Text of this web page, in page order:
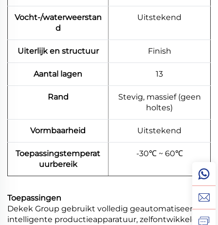
Vocht-/waterweerstan
d
Uitstekend
Uiterlijk en structuur Finish
Aantal lagen 13
Rand
Stevig, massief (geen
holtes)
Vormbaarheid Uitstekend
Toepassingstemperat
uurbereik
-30℃ ~ 60℃
Toepassingen
Dekek Group gebruikt volledig geautomatiseerde
intelligente productieapparatuur, zelfontwikkelde